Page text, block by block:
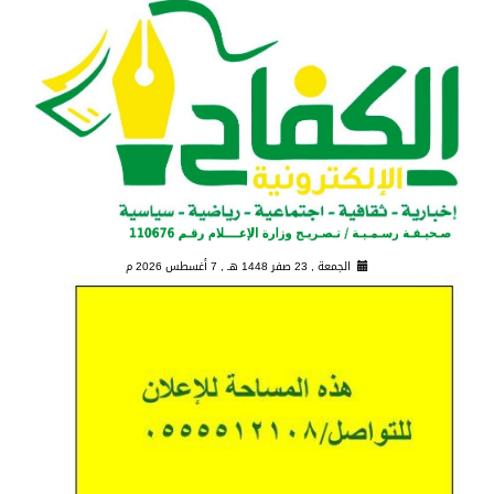
الجمعة , 23 صفر 1448 هـ , 7 أغسطس 2026 م